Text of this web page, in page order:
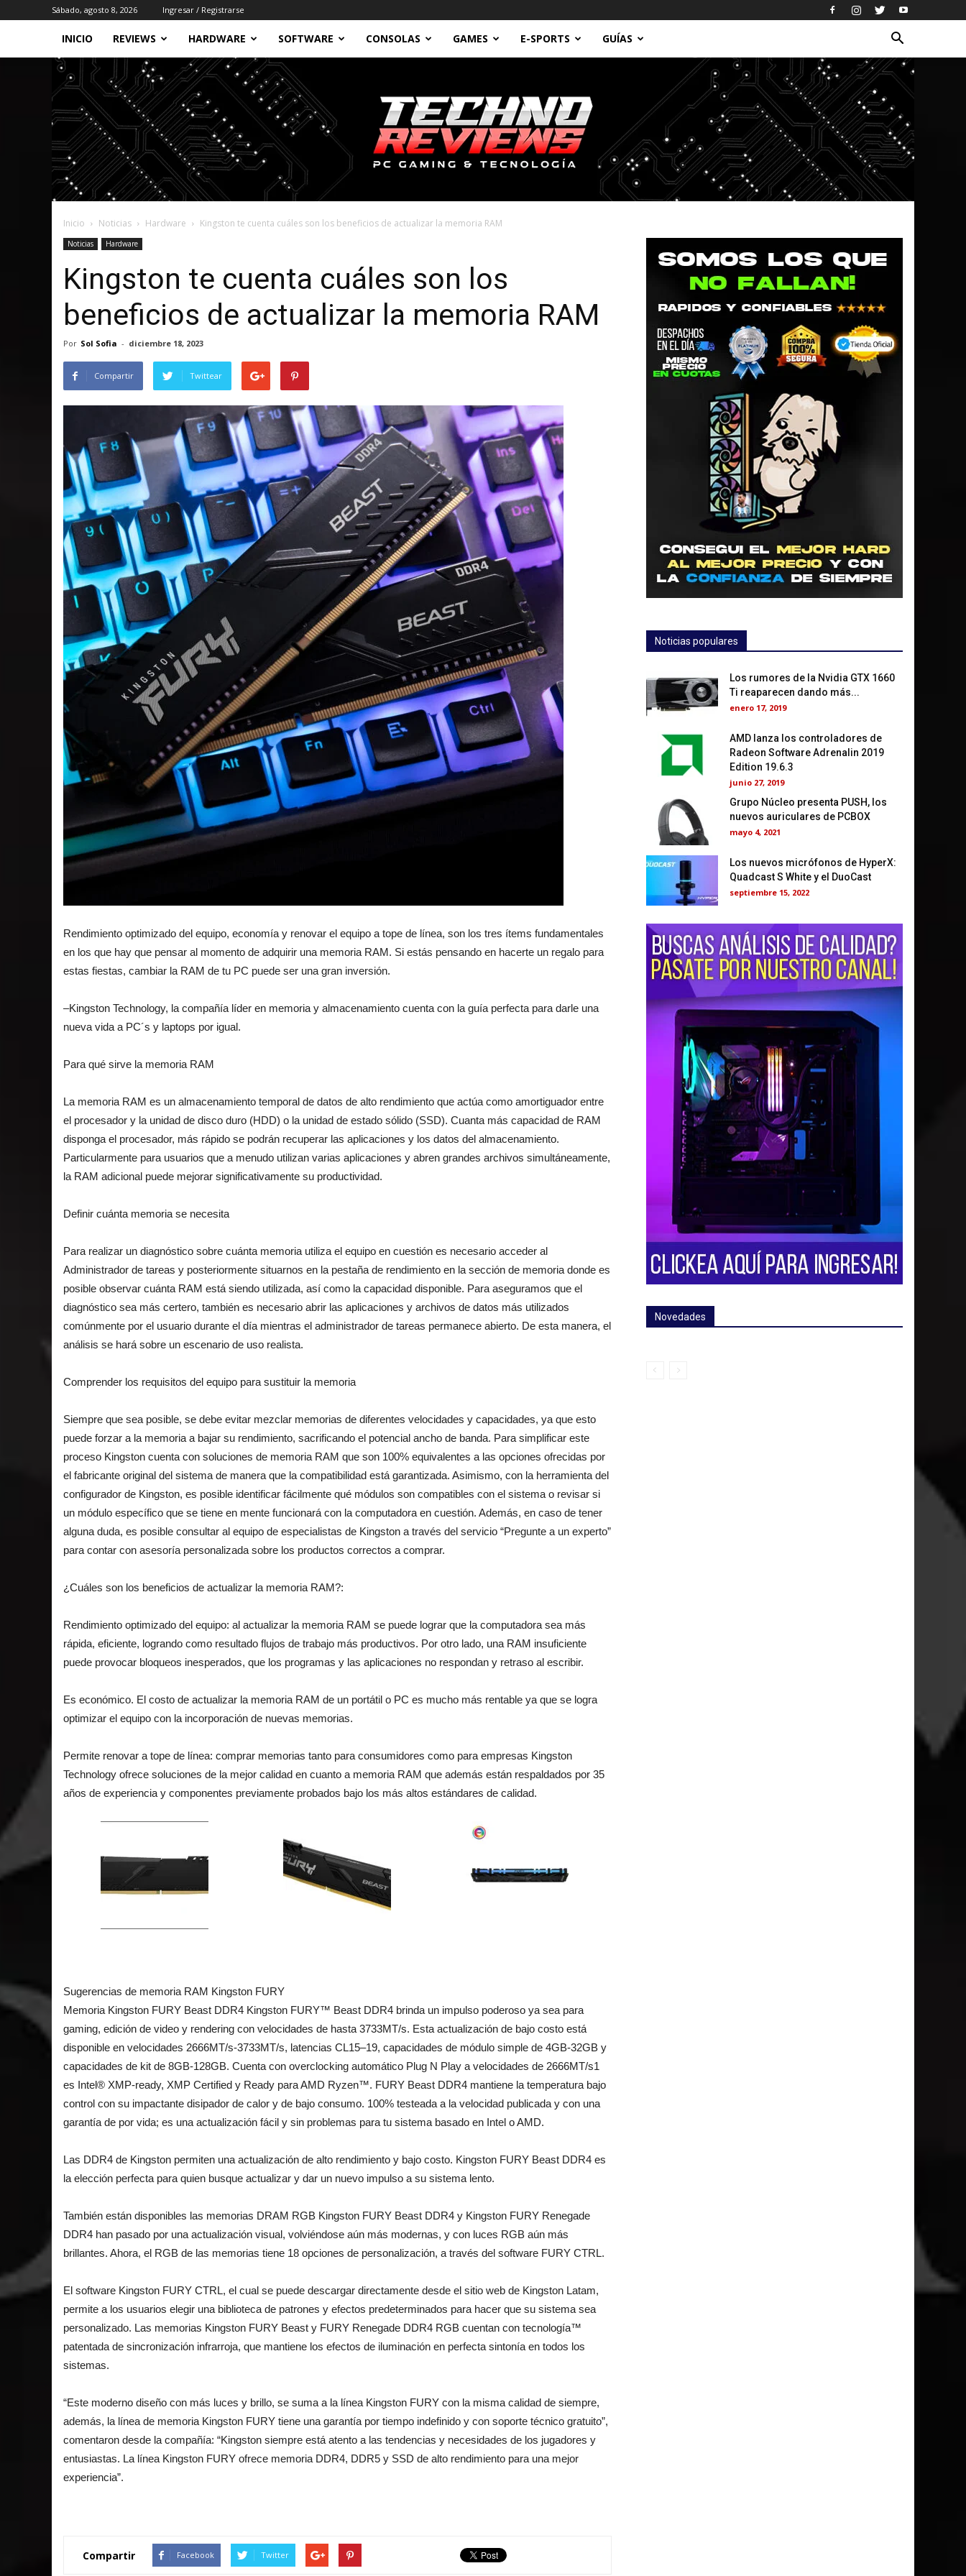
Sábado, agosto 8, 2026 Ingresar / Registrarse
INICIO REVIEWS HARDWARE SOFTWARE CONSOLAS GAMES E-SPORTS GUÍAS
unboxing
reviews
Inicio Noticias Hardware Kingston te cuenta cuáles son los beneficios de actualizar la memoria RAM
Noticias Hardware
Kingston te cuenta cuáles son los
beneficios de actualizar la memoria RAM
Por Sol Sofia - diciembre 18, 2023
Compartir Twittear
Rendimiento optimizado del equipo, economía y renovar el equipo a tope de línea, son los tres ítems fundamentales
en los que hay que pensar al momento de adquirir una memoria RAM. Si estás pensando en hacerte un regalo para
estas fiestas, cambiar la RAM de tu PC puede ser una gran inversión.
–Kingston Technology, la compañía líder en memoria y almacenamiento cuenta con la guía perfecta para darle una
nueva vida a PC´s y laptops por igual.
Para qué sirve la memoria RAM
La memoria RAM es un almacenamiento temporal de datos de alto rendimiento que actúa como amortiguador entre
el procesador y la unidad de disco duro (HDD) o la unidad de estado sólido (SSD). Cuanta más capacidad de RAM
disponga el procesador, más rápido se podrán recuperar las aplicaciones y los datos del almacenamiento.
Particularmente para usuarios que a menudo utilizan varias aplicaciones y abren grandes archivos simultáneamente,
la RAM adicional puede mejorar significativamente su productividad.
Definir cuánta memoria se necesita
Para realizar un diagnóstico sobre cuánta memoria utiliza el equipo en cuestión es necesario acceder al
Administrador de tareas y posteriormente situarnos en la pestaña de rendimiento en la sección de memoria donde es
posible observar cuánta RAM está siendo utilizada, así como la capacidad disponible. Para aseguramos que el
diagnóstico sea más certero, también es necesario abrir las aplicaciones y archivos de datos más utilizados
comúnmente por el usuario durante el día mientras el administrador de tareas permanece abierto. De esta manera, el
análisis se hará sobre un escenario de uso realista.
Comprender los requisitos del equipo para sustituir la memoria
Siempre que sea posible, se debe evitar mezclar memorias de diferentes velocidades y capacidades, ya que esto
puede forzar a la memoria a bajar su rendimiento, sacrificando el potencial ancho de banda. Para simplificar este
proceso Kingston cuenta con soluciones de memoria RAM que son 100% equivalentes a las opciones ofrecidas por
el fabricante original del sistema de manera que la compatibilidad está garantizada. Asimismo, con la herramienta del
configurador de Kingston, es posible identificar fácilmente qué módulos son compatibles con el sistema o revisar si
un módulo específico que se tiene en mente funcionará con la computadora en cuestión. Además, en caso de tener
alguna duda, es posible consultar al equipo de especialistas de Kingston a través del servicio “Pregunte a un experto”
para contar con asesoría personalizada sobre los productos correctos a comprar.
¿Cuáles son los beneficios de actualizar la memoria RAM?:
Rendimiento optimizado del equipo: al actualizar la memoria RAM se puede lograr que la computadora sea más
rápida, eficiente, logrando como resultado flujos de trabajo más productivos. Por otro lado, una RAM insuficiente
puede provocar bloqueos inesperados, que los programas y las aplicaciones no respondan y retraso al escribir.
Es económico. El costo de actualizar la memoria RAM de un portátil o PC es mucho más rentable ya que se logra
optimizar el equipo con la incorporación de nuevas memorias.
Permite renovar a tope de línea: comprar memorias tanto para consumidores como para empresas Kingston
Technology ofrece soluciones de la mejor calidad en cuanto a memoria RAM que además están respaldados por 35
años de experiencia y componentes previamente probados bajo los más altos estándares de calidad.
Sugerencias de memoria RAM Kingston FURY
Memoria Kingston FURY Beast DDR4 Kingston FURY™ Beast DDR4 brinda un impulso poderoso ya sea para
gaming, edición de video y rendering con velocidades de hasta 3733MT/s. Esta actualización de bajo costo está
disponible en velocidades 2666MT/s-3733MT/s, latencias CL15–19, capacidades de módulo simple de 4GB-32GB y
capacidades de kit de 8GB-128GB. Cuenta con overclocking automático Plug N Play a velocidades de 2666MT/s1
es Intel® XMP-ready, XMP Certified y Ready para AMD Ryzen™. FURY Beast DDR4 mantiene la temperatura bajo
control con su impactante disipador de calor y de bajo consumo. 100% testeada a la velocidad publicada y con una
garantía de por vida; es una actualización fácil y sin problemas para tu sistema basado en Intel o AMD.
Las DDR4 de Kingston permiten una actualización de alto rendimiento y bajo costo. Kingston FURY Beast DDR4 es
la elección perfecta para quien busque actualizar y dar un nuevo impulso a su sistema lento.
También están disponibles las memorias DRAM RGB Kingston FURY Beast DDR4 y Kingston FURY Renegade
DDR4 han pasado por una actualización visual, volviéndose aún más modernas, y con luces RGB aún más
brillantes. Ahora, el RGB de las memorias tiene 18 opciones de personalización, a través del software FURY CTRL.
El software Kingston FURY CTRL, el cual se puede descargar directamente desde el sitio web de Kingston Latam,
permite a los usuarios elegir una biblioteca de patrones y efectos predeterminados para hacer que su sistema sea
personalizado. Las memorias Kingston FURY Beast y FURY Renegade DDR4 RGB cuentan con tecnología™
patentada de sincronización infrarroja, que mantiene los efectos de iluminación en perfecta sintonía en todos los
sistemas.
“Este moderno diseño con más luces y brillo, se suma a la línea Kingston FURY con la misma calidad de siempre,
además, la línea de memoria Kingston FURY tiene una garantía por tiempo indefinido y con soporte técnico gratuito”,
comentaron desde la compañía: “Kingston siempre está atento a las tendencias y necesidades de los jugadores y
entusiastas. La línea Kingston FURY ofrece memoria DDR4, DDR5 y SSD de alto rendimiento para una mejor
experiencia”.
Compartir Facebook Twitter
Noticias populares
Los rumores de la Nvidia GTX 1660
Ti reaparecen dando más...
enero 17, 2019
AMD lanza los controladores de
Radeon Software Adrenalin 2019
Edition 19.6.3
junio 27, 2019
Grupo Núcleo presenta PUSH, los
nuevos auriculares de PCBOX
mayo 4, 2021
Los nuevos micrófonos de HyperX:
Quadcast S White y el DuoCast
septiembre 15, 2022
Novedades